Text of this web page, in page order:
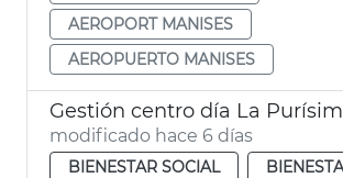
AEROPORT MANISES
AEROPUERTO MANISES
Gestión centro día La
modificado hace 6 días
BIENESTAR SOCIAL